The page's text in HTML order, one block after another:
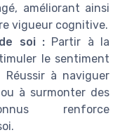
améliorant ainsi
vigueur cognitive.
soi :Partir à la
le sentiment
Réussir à naviguer
à surmonter des
renforce